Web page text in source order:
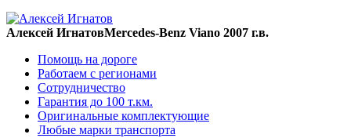
Алексей ИгнатовMercedes-Benz Viano 2007 г.в.
Помощь на дороге
Работаем с регионами
Сотрудничество
Гарантия до 100 т.км.
Оригинальные комплектующие
Любые марки транспорта